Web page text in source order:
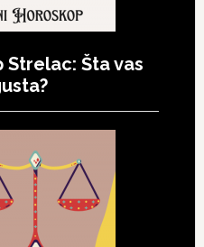
Strelac: Šta vas